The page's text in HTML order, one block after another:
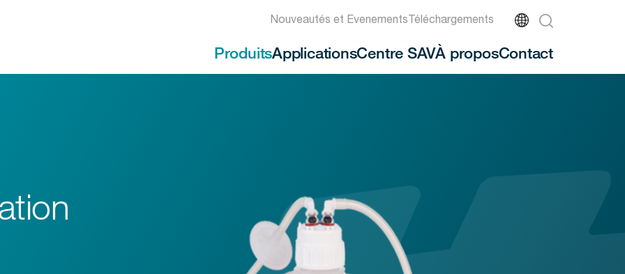
Nouveautés et EvenementsTéléchargements
ProduitsApplicationsCentre SAVÀ proposContact